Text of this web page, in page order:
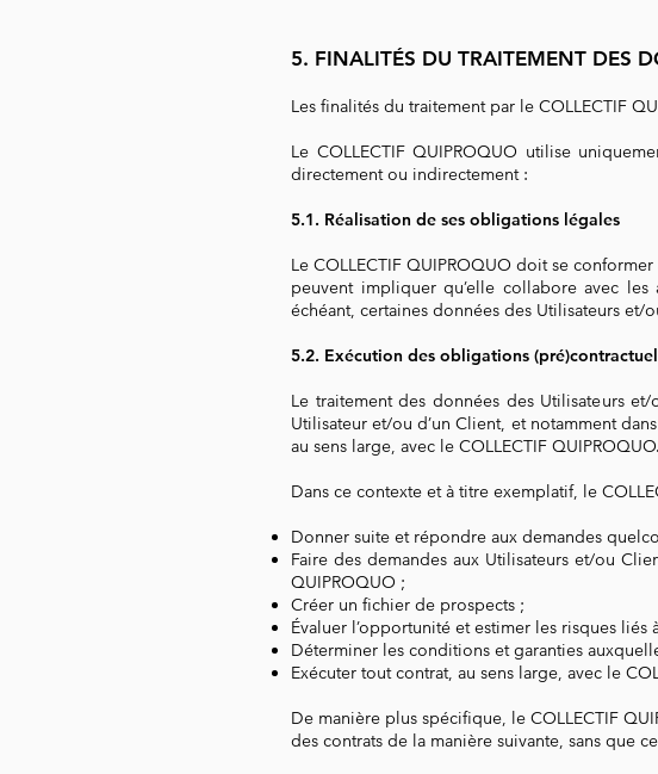
5. FINALITÉS DU TRAITEMENT DES
Les finalités du traitement par le COLLECTIF
Le COLLECTIF QUIPROQUO utilise
directement ou indirectement :
​5.1. Réalisation de ses obligations légales
Le COLLECTIF QUIPROQUO doit se
peuvent impliquer qu’elle collaboreavec les
échéant, certaines données des Utilisateurs et/
​5.2. Exécution des obligations
Le traitement des données des Utilisateurs
Utilisateur et/ou d’un Client, et notamment
au sens large, avec le COLLECTIF QUIPROQUO.
Dans ce contexte et à titre exemplatif, le
Donner suite et répondre aux demandes
Faire des demandes aux Utilisateurs et/ou
QUIPROQUO ;
Créer un fichier de prospects ;
Évaluer l’opportunité et estimer les risques liés
Déterminer les conditions et garanties
Exécuter tout contrat, au sens large, avec le
De manière plus spécifique, le COLLECTIF
des contrats de la manière suivante, sans que